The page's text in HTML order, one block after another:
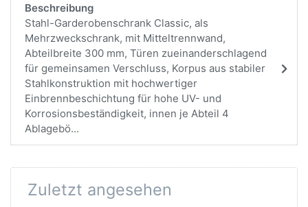
Beschreibung
Stahl-Garderobenschrank Classic, als
Mehrzweckschrank, mit Mitteltrennwand,
Abteilbreite 300 mm, Türen zueinanderschlagend
für gemeinsamen Verschluss, Korpus aus stabiler
Stahlkonstruktion mit hochwertiger
Einbrennbeschichtung für hohe UV- und
Korrosionsbeständigkeit, innen je Abteil 4
Ablagebö...
Zuletzt angesehen